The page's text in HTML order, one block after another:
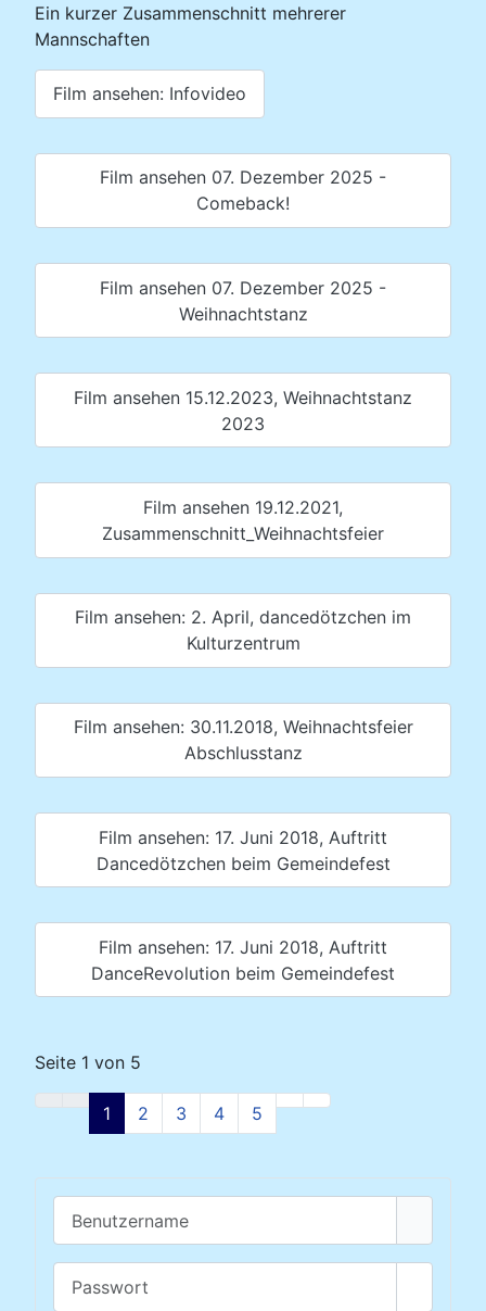
Ein kurzer Zusammenschnitt mehrerer
Mannschaften
Film ansehen: Infovideo
Film ansehen 07. Dezember 2025 -
Comeback!
Film ansehen 07. Dezember 2025 -
Weihnachtstanz
Film ansehen 15.12.2023, Weihnachtstanz
2023
Film ansehen 19.12.2021,
Zusammenschnitt_Weihnachtsfeier
Film ansehen: 2. April, dancedötzchen im
Kulturzentrum
Film ansehen: 30.11.2018, Weihnachtsfeier
Abschlusstanz
Film ansehen: 17. Juni 2018, Auftritt
Dancedötzchen beim Gemeindefest
Film ansehen: 17. Juni 2018, Auftritt
DanceRevolution beim Gemeindefest
Seite 1 von 5
1 2 3 4 5